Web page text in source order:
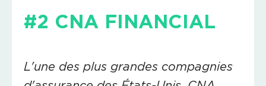
#2 CNA FINANCIAL
L'une des plus grandes compagnies